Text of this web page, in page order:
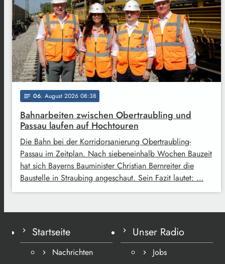
notes 06. August 2026 08:38
Bahnarbeiten zwischen Obertraubling und
Passau laufen auf Hochtouren
Die Bahn bei der Korridorsanierung Obertraubling-
Passau im Zeitplan. Nach siebeneinhalb Wochen Bauzeit
hat sich Bayerns Bauminister Christian Bernreiter die
Baustelle in Straubing angeschaut. Sein Fazit lautet: …
Startseite
Nachrichten
Unser Radio
Jobs